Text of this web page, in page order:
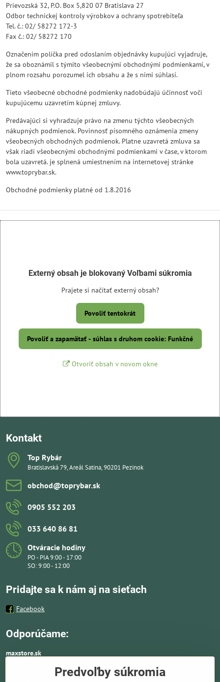
Prievozská 32, P.O. Box 5,820 07 Bratislava 27
Odbor technickej kontroly výrobkov a ochrany spotrebiteľa
Tel. č.: 02/ 58272 172-3
Fax č.: 02/ 58272 170
Označením políčka pred odoslaním objednávky kupujúci vyjadruje,
že sa oboznámil s týmito všeobecnými obchodnými podmienkami, v
plnom rozsahu porozumel ich obsahu a že s nimi súhlasí.
Tieto všeobecné obchodné podmienky nadobúdajú účinnosť voči
kupujúcemu uzavretím kúpnej zmluvy.
Predávajúci si vyhradzuje právo na zmenu týchto všeobecných
nákupných podmienok. Povinnosť písomného oznámenia zmeny
všeobecných obchodných podmienok. Platne uzavretá zmluva sa
však riadi všeobecnými obchodnými podmienkami v čase, v ktorom
bola uzavretá. je splnená umiestnením na internetovej stránke
www.toprybar.sk.
Obchodné podmienky platné od 1.8.2016
Externý obsah je blokovaný Voľbami súkromia
Prajete si načítať externý obsah?
Povoliť tentokrát
Povoliť a zapamätať - súhlas s druhom cookie: Funkčné
Otvoriť obsah v novom okne
Kontakt
Top Rybár
Bratislavská 79, Areál Satina, 90201 Pezinok
obchod​@toprybar​.sk
0905 552 203
033 640 86 81
Otváracie hodiny
PO - PIA 9:00 - 17:00
SO: 9:00 - 12:00
Pridajte sa k nám aj na sieťach
Facebook
Odporúčame:
maxstore.sk
Kvalitné nafukovacie člny a lodné elektromotory
Predvoľby súkromia